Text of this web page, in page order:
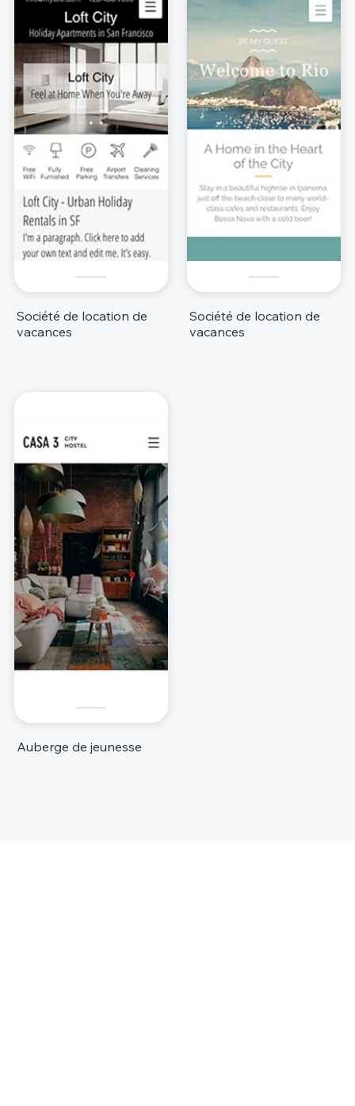
Société de location de
vacances
Société de location de
vacances
Auberge de jeunesse